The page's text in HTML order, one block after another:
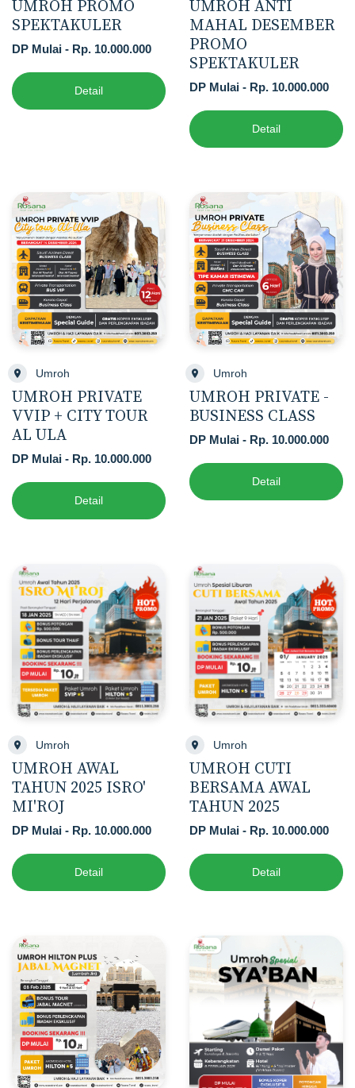
UMROH PROMO
SPEKTAKULER
DP Mulai - Rp. 10.000.000
Detail
UMROH ANTI
MAHAL DESEMBER
PROMO
SPEKTAKULER
DP Mulai - Rp. 10.000.000
Detail
Umroh
UMROH PRIVATE
VVIP + CITY TOUR
AL ULA
DP Mulai - Rp. 10.000.000
Detail
Umroh
UMROH PRIVATE -
BUSINESS CLASS
DP Mulai - Rp. 10.000.000
Detail
Umroh
UMROH AWAL
TAHUN 2025 ISRO'
MI'ROJ
DP Mulai - Rp. 10.000.000
Detail
Umroh
UMROH CUTI
BERSAMA AWAL
TAHUN 2025
DP Mulai - Rp. 10.000.000
Detail